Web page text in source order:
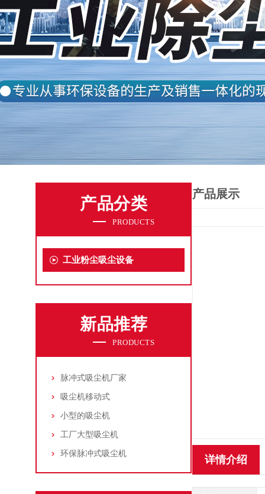
产品分类
PRODUCTS
工业粉尘吸尘设备
新品推荐
PRODUCTS
脉冲式吸尘机厂家
吸尘机移动式
小型的吸尘机
工厂大型吸尘机
环保脉冲式吸尘机
产品展示
详情介绍